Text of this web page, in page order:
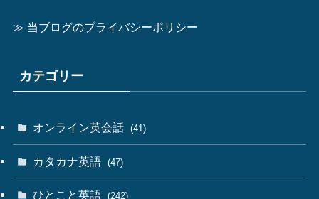
≫ 当ブログのプライバシーポリシー
カテゴリー
オンライン英会話 (41)
カタカナ英語 (47)
ひとこと英語 (242)